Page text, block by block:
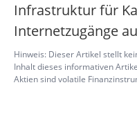
Infrastruktur für
Internetzugänge
Hinweis: Dieser Artikel stellt
Inhalt dieses informativen
Aktien sind volatile